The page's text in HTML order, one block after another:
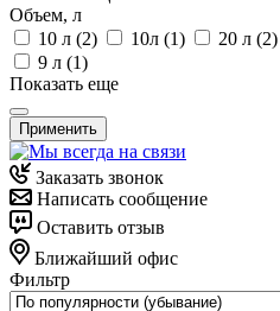
Объем, л
10 л (2) 10л (1) 20 л (2)
9 л (1)
Показать еще
Применить
Заказать звонок
Написать сообщение
Оставить отзыв
Ближайший офис
Фильтр